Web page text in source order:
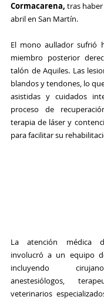
Cormacarena, tras
abril en San Martín.
El mono aullador sufrió
miembro posterior
talón de Aquiles. Las
blandos y tendones, lo
asistidas y cuidados
proceso de
terapia de láser y
para facilitar su
La atención médica
involucró a un equipo
incluyendo
anestesiólogos,
veterinarios